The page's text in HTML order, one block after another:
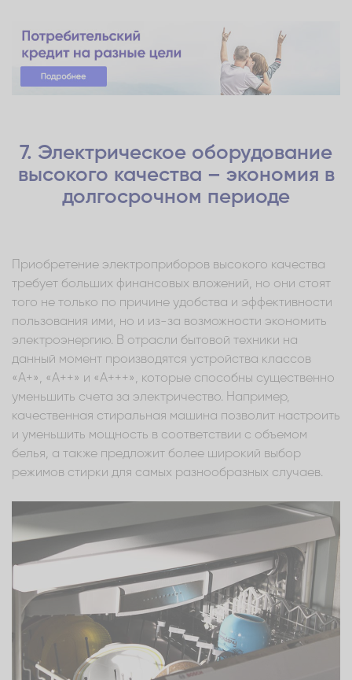
7. Электрическое оборудование
высокого качества – экономия в
долгосрочном периоде
Приобретение электроприборов высокого качества
требует больших финансовых вложений, но они стоят
того не только по причине удобства и эффективности
пользования ими, но и из-за возможности экономить
электроэнергию. В отрасли бытовой техники на
данный момент производятся устройства классов
«A+», «A++» и «A+++», которые способны существенно
уменьшить счета за электричество. Например,
качественная стиральная машина позволит настроить
и уменьшить мощность в соответствии с объемом
белья, а также предложит более широкий выбор
режимов стирки для самых разнообразных случаев.